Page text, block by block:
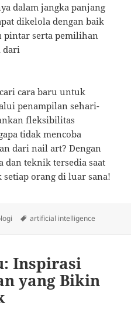
dalam jangka panjang
dikelola dengan baik
pintar serta pemilihan
dari
cara baru untuk
penampilan sehari-
fleksibilitas
tidak mencoba
dari nail art? Dengan
dan teknik tersedia saat
orang di luar sana!
Tags
artificial intelligence
Inspirasi
yang Bikin